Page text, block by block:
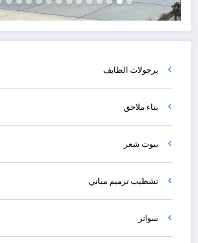
برجولات الطايف
بناء ملاحق
بيوت شعر
تشطيب ترميم مباني
سواتر